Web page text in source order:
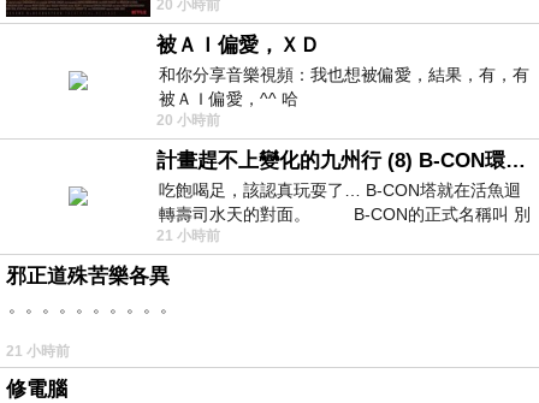
卡爾頓酒店的總統套房內，燈光昏
20 小時前
被ＡＩ偏愛，ＸＤ
和你分享音樂視頻：我也想被偏愛，結果，有，有
被ＡＩ偏愛，^^ 哈
20 小時前
計畫趕不上變化的九州行 (8) B-CON環球塔
吃飽喝足，該認真玩耍了… B-CON塔就在活魚迴
轉壽司水天的對面。 B-CON的正式名稱叫 別
21 小時前
邪正道殊苦樂各異
。。。。。。。。。。
21 小時前
修電腦